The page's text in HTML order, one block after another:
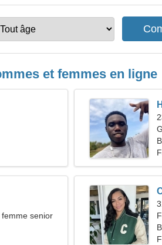
et femmes en ligne
senior